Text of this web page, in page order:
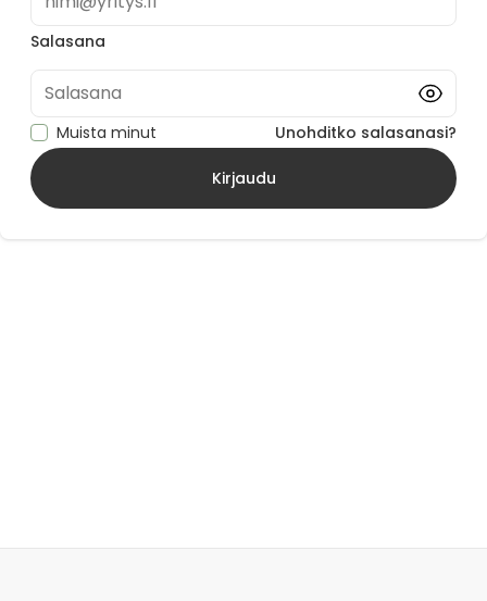
Salasana
Salasana
Muista minut Unohditko salasanasi?
Kirjaudu